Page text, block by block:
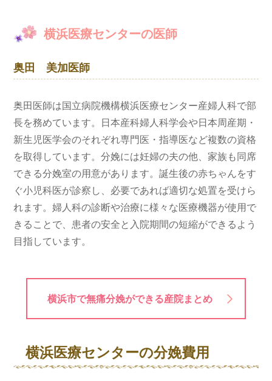
横浜医療センターの医師
奥田 美加医師
奥田医師は国立病院機構横浜医療センター産婦人科で部
長を務めています。日本産科婦人科学会や日本周産期・
新生児医学会のそれぞれ専門医・指導医など複数の資格
を取得しています。分娩には妊婦の夫の他、家族も同席
できる分娩室の用意があります。誕生後の赤ちゃんをす
ぐ小児科医が診察し、必要であれば適切な処置を受けら
れます。婦人科の診断や治療に様々な医療機器が使用で
きることで、患者の安全と入院期間の短縮ができるよう
目指しています。
横浜市で無痛分娩ができる産院まとめ
横浜医療センターの分娩費用